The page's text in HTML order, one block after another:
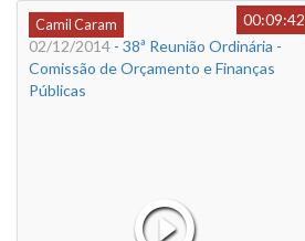
Camil Caram
00:09:42
02/12/2014 - 38ª Reunião Ordinária -
Comissão de Orçamento e Finanças
Públicas